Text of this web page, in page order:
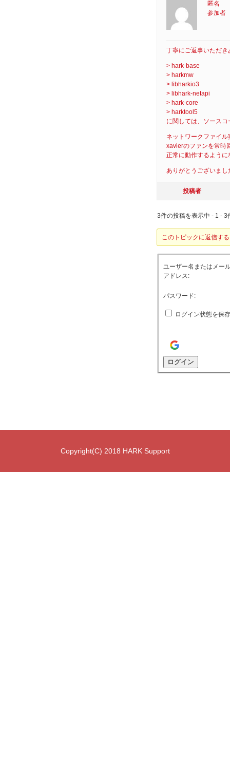
匿名
参加者
丁寧にご返事いただ
> hark-base
> harkmw
> libharkio3
> libhark-netapi
> hark-core
> harktool5
に関しては、ソース
ネットワークファイ
xavierのファンを常時
正常に動作するように
ありがとうございまし
投稿者
3件の投稿を表示中 - 1 - 3
このトピックに返信す
ユーザー名またはメー
アドレス:
パスワード:
ログイン状態を保
ログイン
Copyright(C) 2018 HARK Support